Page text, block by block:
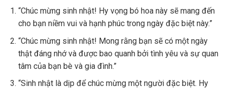
“Chúc mừng sinh nhật! Hy vọng bó hoa này sẽ mang đến
cho bạn niềm vui và hạnh phúc trong ngày đặc biệt này.”
“Chúc mừng sinh nhật! Mong rằng bạn sẽ có một ngày
thật đáng nhớ và được bao quanh bởi tình yêu và sự quan
tâm của bạn bè và gia đình.”
“Sinh nhật là dịp để chúc mừng một người đặc biệt. Hy